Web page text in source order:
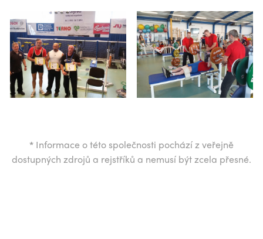
* Informace o této společnosti pochází z veřejně
dostupných zdrojů a rejstříků a nemusí být zcela přesné.